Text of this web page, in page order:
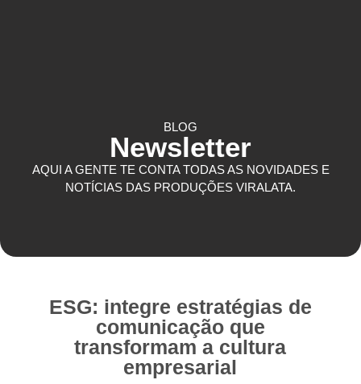
BLOG
Newsletter
AQUI A GENTE TE CONTA TODAS AS NOVIDADES E
NOTÍCIAS DAS PRODUÇÕES VIRALATA.
ESG: integre estratégias de
comunicação que
transformam a cultura
empresarial